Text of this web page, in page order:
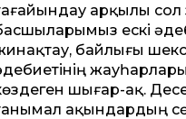
арқылы сол
ескі
байлығы
шығар-ақ.
ақындардың